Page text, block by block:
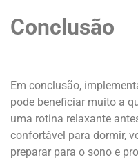
Conclusão
Em conclusão,
pode beneficiar muito a
uma rotina relaxante
confortável para dormir,
preparar para o sono e